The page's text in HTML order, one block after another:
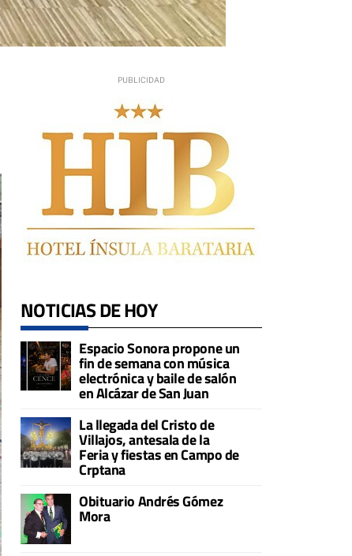
NOTICIAS DE HOY
Espacio Sonora propone un
fin de semana con música
electrónica y baile de salón
en Alcázar de San Juan
La llegada del Cristo de
Villajos, antesala de la
Feria y fiestas en Campo de
Crptana
Obituario Andrés Gómez
Mora